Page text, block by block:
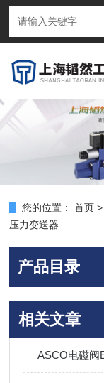
您的位置： 首页 >
压力变送器
产品目录
相关文章
ASCO电磁阀